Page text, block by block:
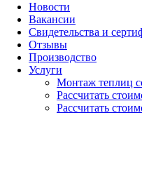
Новости
Вакансии
Свидетельства и
Отзывы
Производство
Услуги
Монтаж теплиц
Рассчитать
Рассчитать